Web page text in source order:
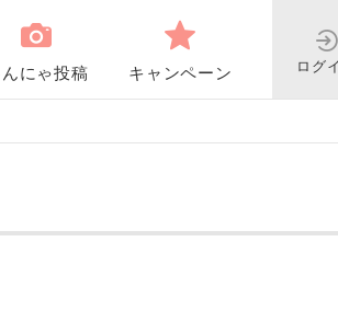
ログ
にゃ投稿 キャンペーン